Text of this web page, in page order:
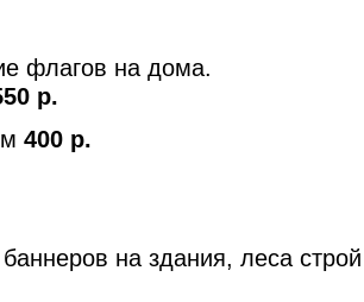
флагов на дома.
р.
400 р.
баннеров на здания, леса